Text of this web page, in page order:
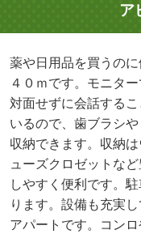
ア
薬や日用品を買うの
４０ｍです。モニタ
対面せずに会話する
いるので、歯ブラシ
収納できます。収納
ューズクロゼットな
しやすく便利です。
ります。設備も充実
アパートです。コン